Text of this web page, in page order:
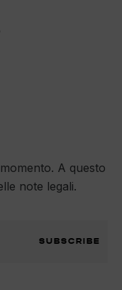
A questo
note legali.
SUBSCRIBE